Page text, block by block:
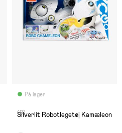
På lager
(0)
Silverlit Robotlegetøj Kamæleon